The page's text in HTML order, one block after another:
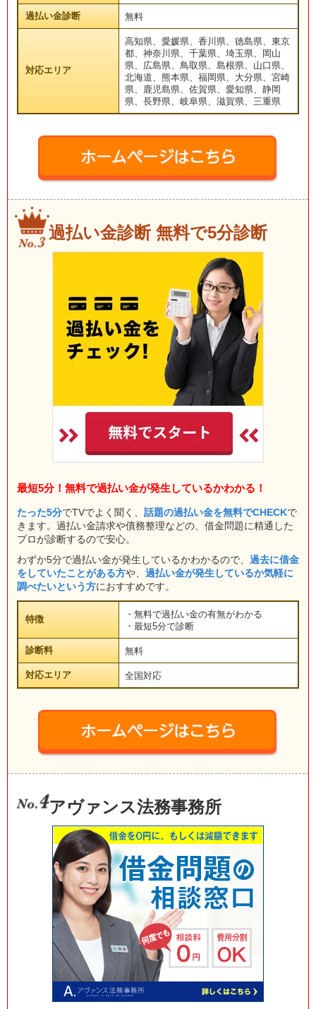
過払い金診断 無料
対応エリア
高知県、愛媛県、香川県、徳島県、東京
都、神奈川県、千葉県、埼玉県、岡山
県、広島県、鳥取県、島根県、山口県、
北海道、熊本県、福岡県、大分県、宮崎
県、鹿児島県、佐賀県、愛知県、静岡
県、長野県、岐阜県、滋賀県、三重県
過払い金診断 無料で5分診断
最短5分！無料で過払い金が発生しているかわかる！
たった5分でTVでよく聞く、 話題の過払い金を無料でCHECKで
きます。過払い金請求や債務整理などの、借金問題に精通した
プロが診断するので安心。
わずか5分で過払い金が発生しているかわかるので、 過去に借金
をしていたことがある方や、 過払い金が発生しているか気軽に
調べたいという方におすすめです。
特徴
・無料で過払い金の有無がわかる
・最短5分で診断
診断料 無料
対応エリア 全国対応
アヴァンス法務事務所